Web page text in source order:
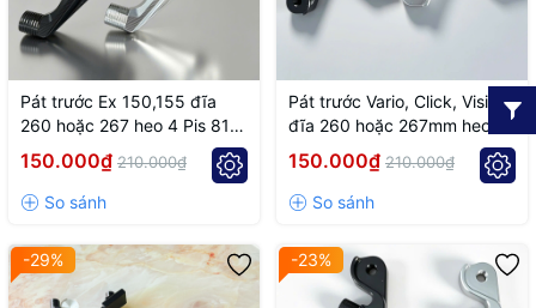
Pát trước Ex 150,155 đĩa
260 hoặc 267 heo 4 Pis 81
racing
150.000₫ 210.000₫
Pát trước Vario, Click, Vision
đĩa 260 hoặc 267mm heo 4
Pis 81
150.000₫ 210.000₫
-29% -23%